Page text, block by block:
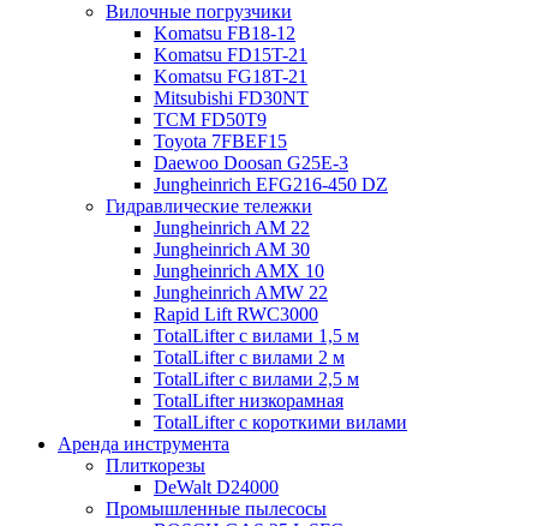
Вилочные погрузчики
Komatsu FB18-12
Komatsu FD15T-21
Komatsu FG18T-21
Mitsubishi FD30NT
TCM FD50T9
Toyota 7FBEF15
Daewoo Doosan G25E-3
Jungheinrich EFG216-450 DZ
Гидравлические тележки
Jungheinrich AM 22
Jungheinrich AM 30
Jungheinrich AMX 10
Jungheinrich AMW 22
Rapid Lift RWC3000
TotalLifter с вилами 1,5 м
TotalLifter с вилами 2 м
TotalLifter с вилами 2,5 м
TotalLifter низкорамная
TotalLifter с короткими вилами
Аренда инструмента
Плиткорезы
DeWalt D24000
Промышленные пылесосы